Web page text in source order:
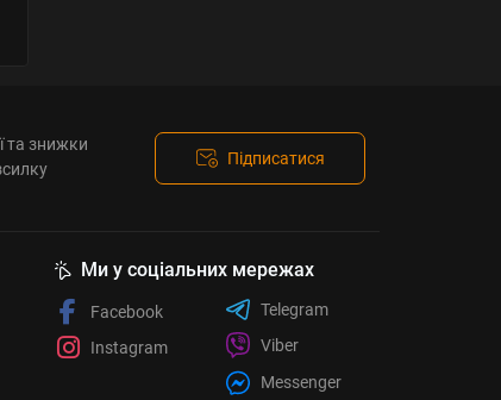
та знижки
Підписатися
Ми у соціальних мережах
Facebook
Instagram
Telegram
Viber
Messenger